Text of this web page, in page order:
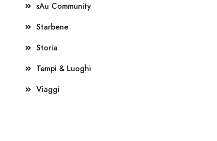
sAu Community
Starbene
Storia
Tempi & Luoghi
Viaggi